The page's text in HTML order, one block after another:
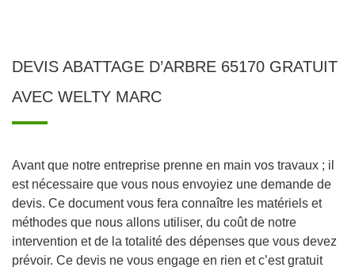
DEVIS ABATTAGE D’ARBRE 65170 GRATUIT
AVEC WELTY MARC
Avant que notre entreprise prenne en main vos travaux ; il
est nécessaire que vous nous envoyiez une demande de
devis. Ce document vous fera connaître les matériels et
méthodes que nous allons utiliser, du coût de notre
intervention et de la totalité des dépenses que vous devez
prévoir. Ce devis ne vous engage en rien et c’est gratuit